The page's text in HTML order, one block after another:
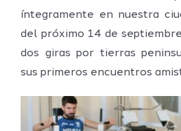
íntegramente en nuestra
del próximo 14 de
dos giras por tierras
sus primeros encuentros